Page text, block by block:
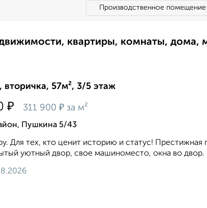
Производственное помещение
квартиры, комнаты, дома,
вторичка, 57м², 3/5 этаж
₽ 311 900 ₽ за м²
Пушкина 5/43
Для тех, кто ценит историю и статус! Престижная
уютный двор, свое машиноместо, окна во